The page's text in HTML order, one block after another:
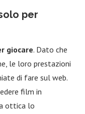
per
giocare. Dato che
le loro prestazioni
di fare sul web.
film in
ottica lo